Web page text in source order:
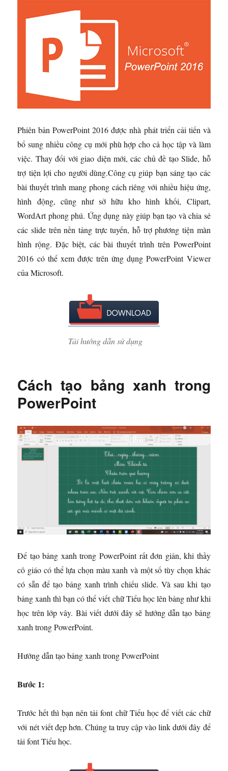
Phiên bản PowerPoint 2016 được nhà phát triển cải tiến và
bổ sung nhiều công cụ mới phù hợp cho cả học tập và làm
việc. Thay đổi với giao diện mới, các chủ đề tạo Slide, hỗ
trợ tiện lợi cho người dùng.Công cụ giúp bạn sáng tạo các
bài thuyết trình mang phong cách riêng với nhiều hiệu ứng,
hình động, cũng như sở hữu kho hình khối, Clipart,
WordArt phong phú. Ứng dụng này giúp bạn tạo và chia sẻ
các slide trên nền tảng trực tuyến, hỗ trợ phương tiện màn
hình rộng. Đặc biệt, các bài thuyết trình trên PowerPoint
2016 có thể xem được trên ứng dụng PowerPoint Viewer
của Microsoft.
Tải hướng dẫn sử dụng
Cách tạo bảng xanh trong
PowerPoint
Để tạo bảng xanh trong PowerPoint rất đơn giản, khi thầy
cô giáo có thể lựa chọn màu xanh và một số tùy chọn khác
có sẵn để tạo bảng xanh trình chiếu slide. Và sau khi tạo
bảng xanh thì bạn có thể viết chữ Tiểu học lên bảng như khi
học trên lớp vây. Bài viết dưới đây sẽ hướng dẫn tạo bảng
xanh trong PowerPoint.
Hướng dẫn tạo bảng xanh trong PowerPoint
Bước 1:
Trước hết thì bạn nên tải font chữ Tiểu học để viết các chữ
với nét viết đẹp hơn. Chúng ta truy cập vào link dưới đây để
tải font Tiểu học.